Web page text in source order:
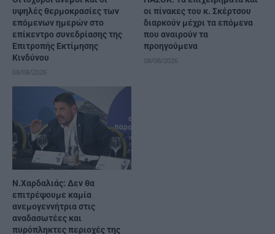
υψηλές θερμοκρασίες των
επόμενων ημερών στο
επίκεντρο συνεδρίασης της
Επιτροπής Εκτίμησης
Κινδύνου
08/08/2026
οι πίνακες του κ. Σκέρτσου
διαρκούν μέχρι τα επόμενα
που αναιρούν τα
προηγούμενα
08/08/2026
Ν.Χαρδαλιάς: Δεν θα
επιτρέψουμε καμία
ανεμογεννήτρια στις
αναδασωτέες και
πυρόπληκτες περιοχές της